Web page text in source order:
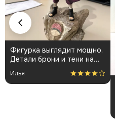
Фигурка выглядит мощно.
Детали брони и тени на
плаще проработаны
аккуратно. Пришла быстро
и без повреждений.
Илья